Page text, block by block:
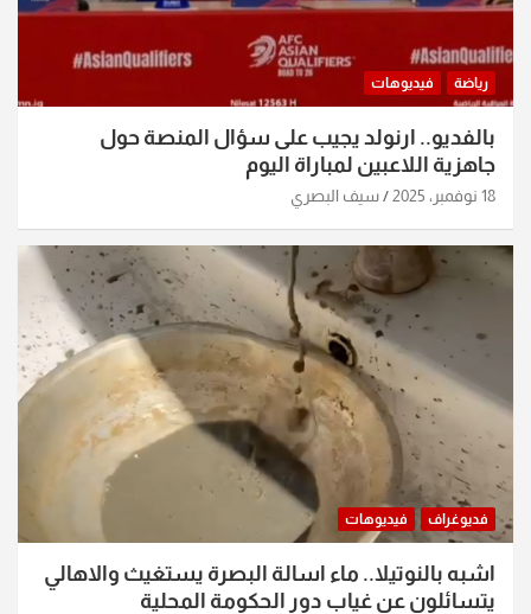
رياضة فيديوهات
بالفديو.. ارنولد يجيب على سؤال المنصة حول
جاهزية اللاعبين لمباراة اليوم
18 نوفمبر، 2025 سيف البصري
فديوغراف فيديوهات
اشبه بالنوتيلا.. ماء اسالة البصرة يستغيث والاهالي
يتسائلون عن غياب دور الحكومة المحلية